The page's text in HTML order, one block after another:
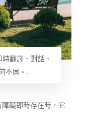
翻譯、對話、
不同。.
礙即時存在時，它